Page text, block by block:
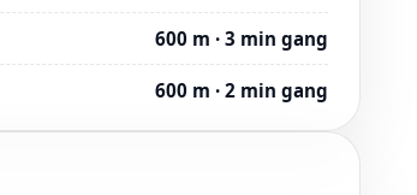
600 m · 3 min gang
600 m · 2 min gang